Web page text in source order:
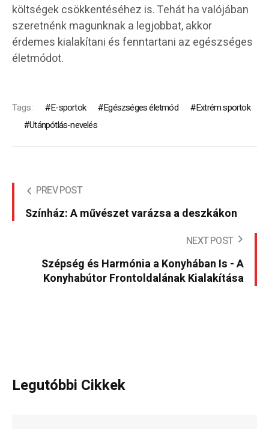
költségek csökkentéséhez is. Tehát ha valójában
szeretnénk magunknak a legjobbat, akkor
érdemes kialakítani és fenntartani az egészséges
életmódot.
Tags: E-sportok Egészséges életmód
Extrém sportok
Utánpótlás-nevelés
PREV POST
Színház: A művészet varázsa a deszkákon
NEXT POST
Szépség és Harmónia a Konyhában Is - A
Konyhabútor Frontoldalának Kialakítása
Legutóbbi Cikkek